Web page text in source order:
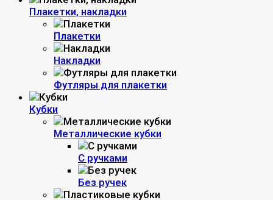
Плакетки, накладки
Плакетки
Накладки
Футляры для плакетки
Кубки
Металлические кубки
С ручками
Без ручек